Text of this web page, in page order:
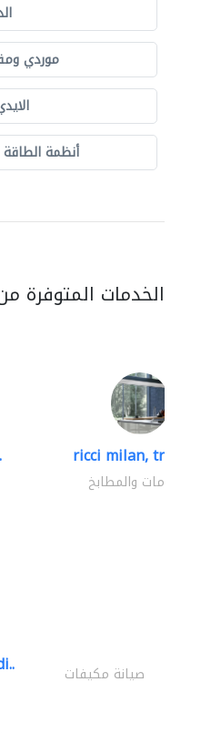
موردي
أنظمة
الخدمات المتوفرة
ricci milan,
الحمامات والمطابخ
صيانة مكيفات